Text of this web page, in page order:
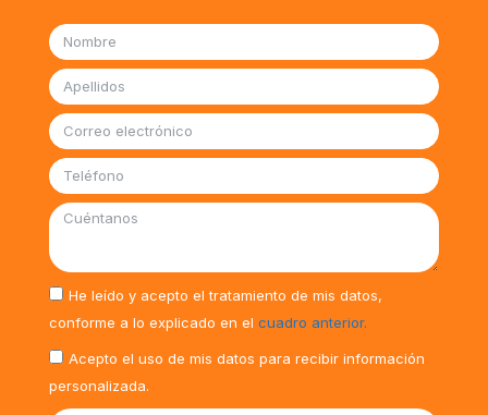
He leído y acepto el tratamiento de mis datos,
conforme a lo explicado en el cuadro anterior.
Acepto el uso de mis datos para recibir información
personalizada.